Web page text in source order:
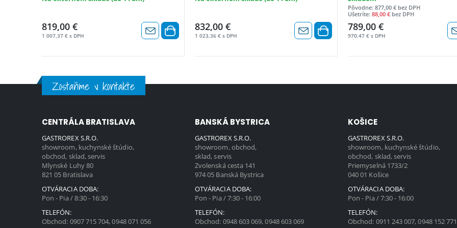
819,00 €
1 007,37 € s DPH
832,00 €
1 023,36 € s DPH
Pôvodne: 877,00 € bez DPH
Ušetríte: 88,00 € bez DPH
789,00 €
970,47 € s DPH
Zostaňme v kontakte
CENTRÁLA BRATISLAVA
GASTROREX S.R.O.
showroom, kuchynské štúdio,
obchod, sklad, servis
Mlynské Luhy 80
821 05 Bratislava
OTVÁRACIA DOBA:
Pon - Pia / 8:30 - 16:30
TELEFÓN:
Obchod: 0907 715 704,0948 071 056
BANSKÁ BYSTRICA
GASTROREX S.R.O.
showroom, obchod,
sklad, servis
Zvolenská cesta 141
974 05 Banská Bystrica
OTVÁRACIA DOBA:
Pon - Pia / 7:30 - 16:00
TELEFÓN:
Obchod: 0948 603 069,0948 603 069
KOŠICE
GASTROREX S.R.O.
showroom, kuchynské štúdio,
obchod, sklad, servis
Priemyselná 1733/2
040 01 Košice
OTVÁRACIA DOBA:
Pon - Pia / 7:30 - 16:00
TELEFÓN:
Obchod: 0911 243 007,0948 152 771